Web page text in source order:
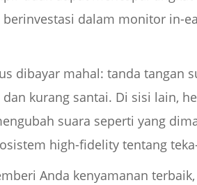
dalam monitor in-
dibayar mahal: tanda tangan
kurang santai. Di sisi lain,
suara seperti yang
high-fidelity tentang
Anda kenyamanan